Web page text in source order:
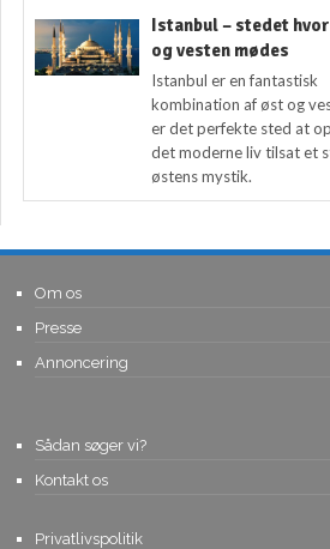
Istanbul – stedet
og vesten mødes
Istanbul er en fantastisk
kombination af øst og
er det perfekte sted at
det moderne liv tilsat et
østens mystik.
Om os
Presse
Annoncering
Sådan søger vi?
Kontakt os
Privatlivspolitik